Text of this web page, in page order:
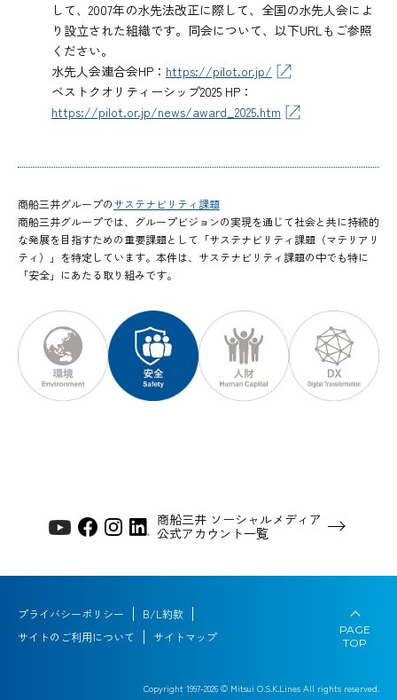
して、2007年の水先法改正に際して、全国の水先人会によ
り設立された組織です。同会について、以下URLもご参照
ください。
水先人会連合会HP： https://pilot.or.jp/
ベストクオリティーシップ2025 HP：
https://pilot.or.jp/news/award_2025.htm
商船三井グループのサステナビリティ課題
商船三井グループでは、グループビジョンの実現を通じて社会と共に持続的
な発展を目指すための重要課題として「サステナビリティ課題（マテリアリ
ティ）」を特定しています。本件は、サステナビリティ課題の中でも特に
「安全」にあたる取り組みです。
商船三井 ソーシャルメディア
公式アカウント一覧
プライバシーポリシー
B/L約款
サイトのご利用について
サイトマップ
Copyright 1997-2026 © Mitsui O.S.K.Lines All rights reserved.
PAGE
TOP